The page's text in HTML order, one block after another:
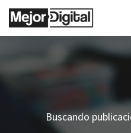
Buscando